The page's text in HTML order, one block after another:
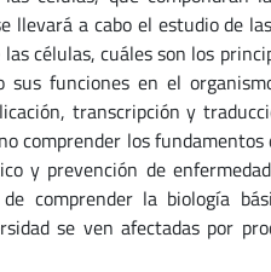
llevará a cabo el estudio de
células, cuáles son los
funciones en el
transcripción y
comprender los
y prevención de
comprender la biología
se ven afectadas por